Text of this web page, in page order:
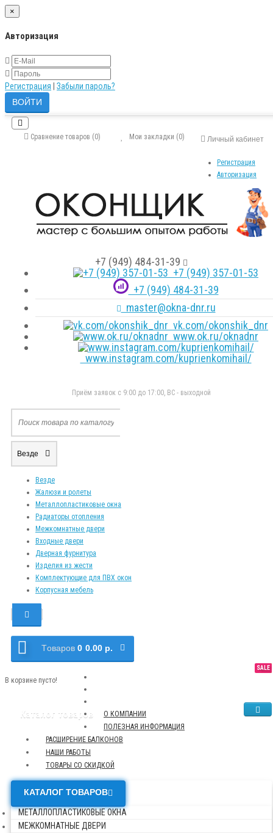
×
Авторизация
Регистрация Забыли пароль?
Личный кабинет
Регистрация
Авторизация
Мои закладки (0)
Сравнение товаров (0)
+7 (949) 484-31-39
+7 (949) 357-01-53
+7 (949) 484-31-39
master@okna-dnr.ru
vk.com/okonshik_dnr
www.ok.ru/oknadnr
www.instagram.com/kuprienkomihail/
Приём заявок с 9:00 до 17:00, ВС - выходной
Везде
Везде
Жалюзи и ролеты
Металлопластиковые окна
Радиаторы отопления
Межкомнатные двери
Входные двери
Дверная фурнитура
Изделия из жести
Комплектующие для ПВХ окон
Корпусная мебель
Tоваров 0 0.00 р.
В корзине пусто!
Каталог товаров
О КОМПАНИИ
ПОЛЕЗНАЯ ИНФОРМАЦИЯ
NEW
РАСШИРЕНИЕ БАЛКОНОВ
TOP
НАШИ РАБОТЫ
SALE
ТОВАРЫ СО СКИДКОЙ
КАТАЛОГ ТОВАРОВ
МЕТАЛЛОПЛАСТИКОВЫЕ ОКНА
МЕЖКОМНАТНЫЕ ДВЕРИ